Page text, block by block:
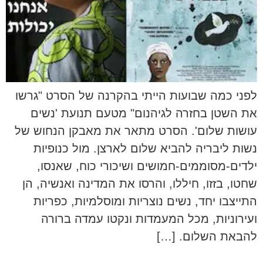
לפני כמה שבועות הייתי בהקרנה של הסרט "גרשו
את השטן בחזרה לגיהנום" מטעם תנועת 'נשים
עושות שלום'. הסרט מתאר את מאבקן הנחוש של
נשות ליבריה להביא שלום לארצן. מול כנופיות
ילדים-מסוממים-חמושים ושיכורי כוח, שאנסו,
שחטו, בזזו, חיללו, והרסו את המדינה ואנשיה, הן
התייצבו יחד, נשים נוצריות ומוסלמיות, כפריות
ועירוניות, מכל המעמדות ונקטו עמדה ברורה
להבאת השלום. […]